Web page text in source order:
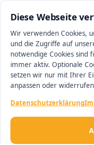
Diese Webseite
Wir verwenden Cookies,
und die Zugriffe auf
notwendige Cookies sind
immer aktiv. Optionale
setzen wir nur mit Ihrer
anpassen oder
Datenschutzerklärung